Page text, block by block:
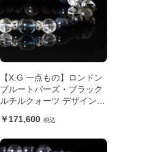
【X.G 一点もの】ロンドン
ブルートパーズ・ブラック
ルチルクォーツ デザインブ
171,600